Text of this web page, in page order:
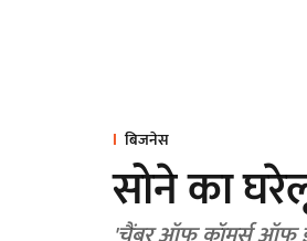
बिजनेस
सोने का